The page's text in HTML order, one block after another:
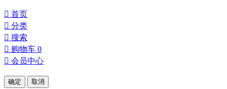
 首页
 分类
 搜索
 购物车 0
 会员中心
确定 取消